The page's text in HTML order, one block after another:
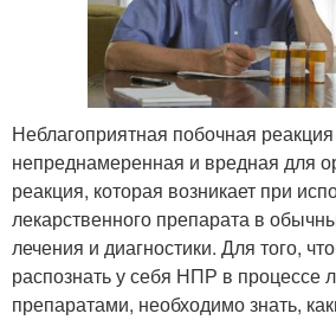
Неблагоприятная побочная
непреднамеренная и вредная для
реакция, которая возникает при
лекарственного препарата в
лечения и диагностики. Для того,
распознать у себя НПР в процессе
препаратами, необходимо знать,